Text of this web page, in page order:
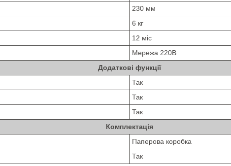
230 мм
6 кг
12 міс
Мережа 220В
Додаткові функції
Так
Так
Так
Комплектація
Паперова коробка
Так